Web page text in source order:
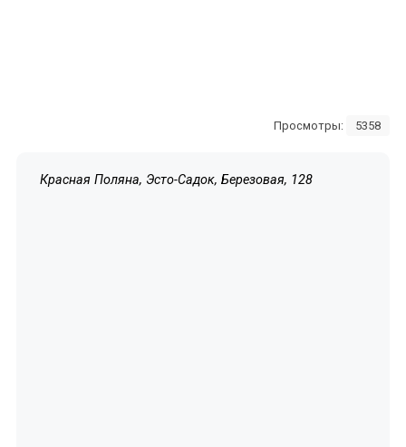
Просмотры: 5358
Красная Поляна, Эсто-Садок, Березовая, 128